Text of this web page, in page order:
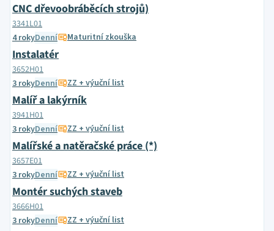
CNC dřevoobráběcích strojů)
3341L01
4 rokyDenní Maturitní zkouška
Instalatér
3652H01
3 rokyDenní ZZ + výuční list
Malíř a lakýrník
3941H01
3 rokyDenní ZZ + výuční list
Malířské a natěračské práce (*)
3657E01
3 rokyDenní ZZ + výuční list
Montér suchých staveb
3666H01
3 rokyDenní ZZ + výuční list